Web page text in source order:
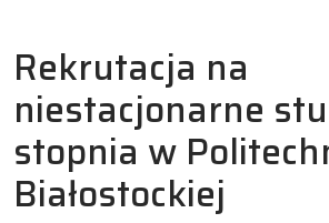
Rekrutacja na
niestacjonarne
stopnia w
Białostockiej